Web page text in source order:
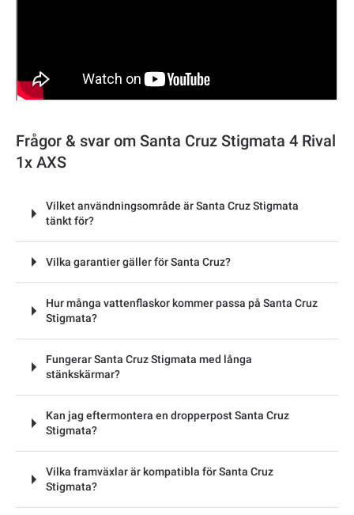
Frågor & svar om Santa Cruz Stigmata 4 Rival
1x AXS
Vilket användningsområde är Santa Cruz Stigmata
tänkt för?
Vilka garantier gäller för Santa Cruz?
Hur många vattenflaskor kommer passa på Santa Cruz
Stigmata?
Fungerar Santa Cruz Stigmata med långa
stänkskärmar?
Kan jag eftermontera en dropperpost Santa Cruz
Stigmata?
Vilka framväxlar är kompatibla för Santa Cruz
Stigmata?